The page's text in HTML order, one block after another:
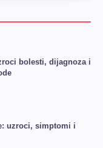
bolesti, dijagnoza i
uzroci, simptomi i